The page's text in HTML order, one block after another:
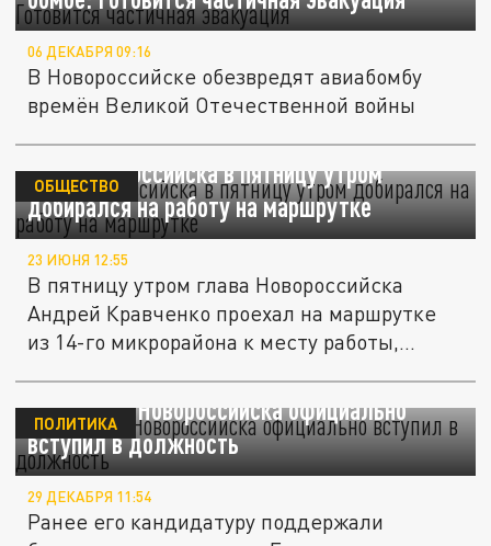
06 ДЕКАБРЯ 09:16
В Новороссийске обезвредят авиабомбу
времён Великой Отечественной войны
Мэр Новороссийска в пятницу утром
добирался на работу на маршрутке
ОБЩЕСТВО
23 ИЮНЯ 12:55
В пятницу утром глава Новороссийска
Андрей Кравченко проехал на маршрутке
из 14-го микрорайона к месту работы,...
Новый мэр Новороссийска официально
вступил в должность
ПОЛИТИКА
29 ДЕКАБРЯ 11:54
Ранее его кандидатуру поддержали